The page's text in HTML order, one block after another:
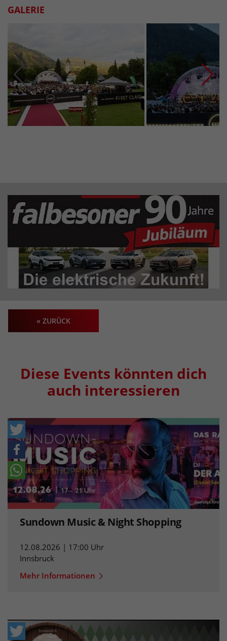
GALERIE
« ZURÜCK
Diese Events könnten dich
auch interessieren
Sundown Music & Night Shopping
12.08.2026 | 17:00 Uhr
Innsbruck
Mehr Informationen